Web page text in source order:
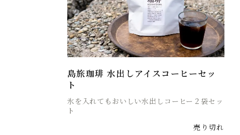
島旅珈琲 水出しアイスコーヒーセッ
ト
氷を入れてもおいしい水出しコーヒー２袋セッ
ト
売り切れ